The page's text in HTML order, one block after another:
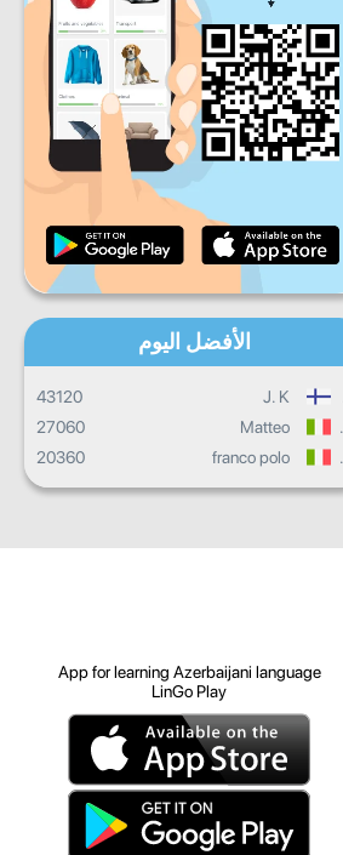
ج س
تقدم يومي
تقدم شهري
التقدم الإجمالي
الأفضل اليوم
J. K
43120
Matteo
27060
franco polo
20360
App for learning Azerbaijani language
LinGo Play